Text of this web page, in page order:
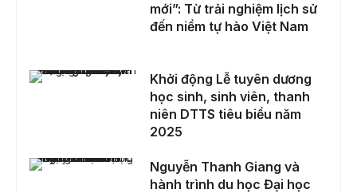
mới”: Từ trải nghiệm lịch sử
đến niềm tự hào Việt Nam
Khởi động Lễ tuyên dương học sinh, sinh viên, thanh niên DTTS tiêu biểu năm 2025
Khởi động Lễ tuyên dương
học sinh, sinh viên, thanh
niên DTTS tiêu biểu năm
2025
Nguyễn Thanh Giang và hành trình du học Đại học Vân Nam
Nguyễn Thanh Giang và
hành trình du học Đại học